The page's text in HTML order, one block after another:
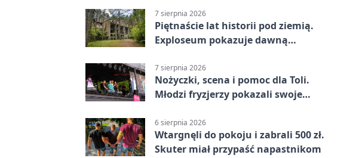
7 sierpnia 2026
Piętnaście lat historii pod ziemią.
Exploseum pokazuje dawną
7 sierpnia 2026
Nożyczki, scena i pomoc dla Toli.
Młodzi fryzjerzy pokazali swoje
6 sierpnia 2026
Wtargnęli do pokoju i zabrali 500 zł.
Skuter miał przypaść napastnikom